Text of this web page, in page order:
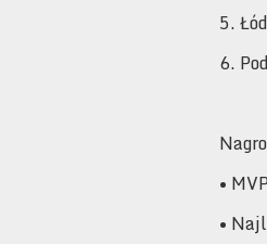
5.
6.
•
•